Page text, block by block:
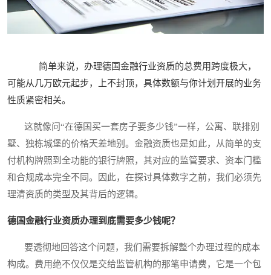
简单来说，办理德国金融行业资质的总费用跨度极大，
可能从几万欧元起步，上不封顶，具体数额与你计划开展的业务
性质紧密相关。
这就像问“在德国买一套房子要多少钱”一样，公寓、联排别
墅、独栋城堡的价格天差地别。金融资质也是如此，从简单的支
付机构牌照到全功能的银行牌照，其对应的监管要求、资本门槛
和合规成本完全不同。因此，在探讨具体数字之前，我们必须先
理清资质的类型及其背后的逻辑。
德国金融行业资质办理到底需要多少钱呢？
要透彻地回答这个问题，我们需要拆解整个办理过程的成本
构成。费用绝不仅仅是交给监管机构的那笔申请费，它是一个包